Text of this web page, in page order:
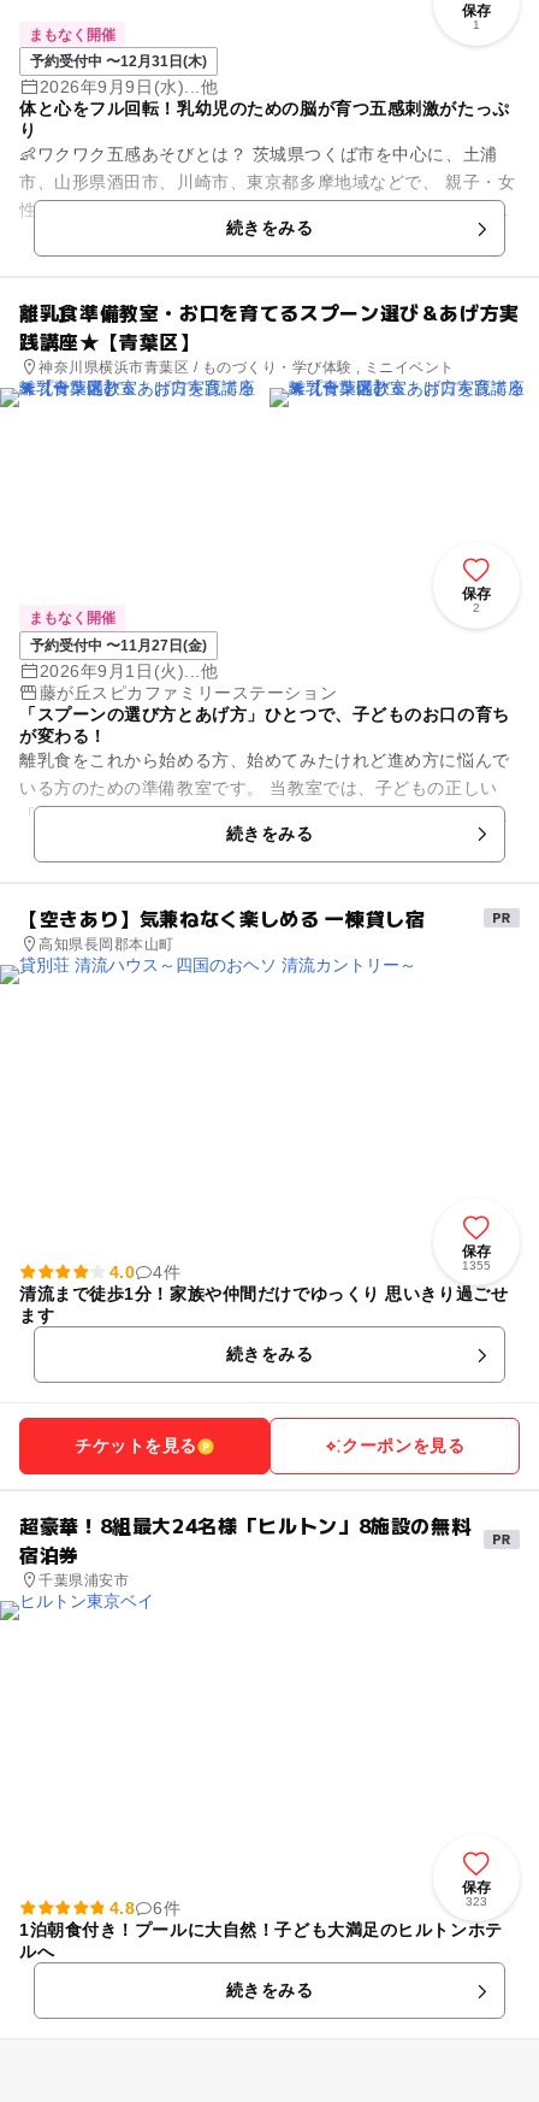
保存
1
まもなく開催
予約受付中 〜12月31日(木)
2026年9月9日(水)...他
体と心をフル回転！乳幼児のための脳が育つ五感刺激がたっぷ
り
👶ワクワク五感あそびとは？ 茨城県つくば市を中心に、土浦
市、山形県酒田市、川崎市、東京都多摩地域などで、 親子・女
性・子どもたちの心と体を元気にする居場所づくりを行ってい
続きをみる
離乳食準備教室・お口を育てるスプーン選び＆あげ方実
践講座★【青葉区】
神奈川県横浜市青葉区 / ものづくり・学び体験 , ミニイベント
保存
2
まもなく開催
予約受付中 〜11月27日(金)
2026年9月1日(火)...他
藤が丘スピカファミリーステーション
「スプーンの選び方とあげ方」ひとつで、子どものお口の育ち
が変わる！
離乳食をこれから始める方、始めてみたけれど進め方に悩んで
いる方のための準備教室です。 当教室では、子どもの正しい
「唇を閉じる」動きを引き出すために開発された「はぐかむ®
離乳食スプーン」を使用し...続きをみる
【空きあり】気兼ねなく楽しめる 一棟貸し宿
高知県長岡郡本山町
保存
1355
4.0
4件
清流まで徒歩1分！家族や仲間だけでゆっくり 思いきり過ごせ
ます
続きをみる
チケットを見る クーポンを見る
超豪華！8組最大24名様「ヒルトン」8施設の無料
宿泊券
千葉県浦安市
保存
323
4.8
6件
1泊朝食付き！プールに大自然！子ども大満足のヒルトンホテ
ルへ
続きをみる